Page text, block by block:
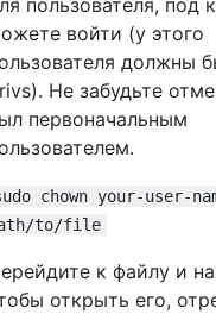
войти (у этого
должны
Не забудьте
первоначальным
chown your-user-
to/file
к файлу и
открыть его,